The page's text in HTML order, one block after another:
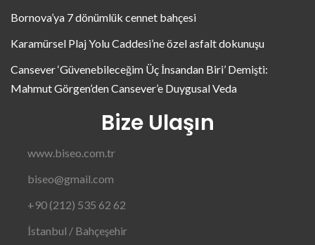
Bornova’ya 7 dönümlük cennet bahçesi
Karamürsel Plaj Yolu Caddesi’ne özel asfalt dokunuşu
Cansever ‘Güvenebileceğim Üç İnsandan Biri’ Demişti:
Mahmut Görgen’den Cansever’e Duygusal Veda
Bize Ulaşın
www.biseo.com.tr
biseo@gmail.com
+90 (212) 535 62 62
İstanbul / Bahçeşehir